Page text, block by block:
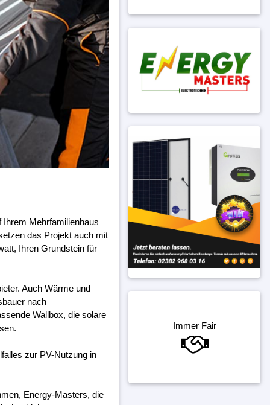
Ihrem Mehrfamilienhaus
das Projekt auch mit
Ihren Grundstein für
Auch Wärme und
nach
Wallbox, die solare
zur PV-Nutzung in
Energy-Masters, die
Immer Fair